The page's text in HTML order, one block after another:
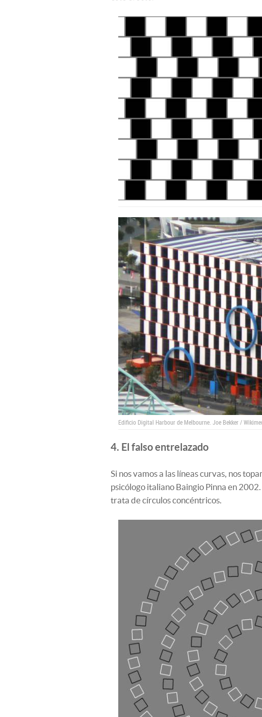
Edificio Digital Harbour de Melbourne. Joe Bekker /
4. El falso entrelazado
Si nos vamos a las líneas curvas, nos
psicólogo italiano Baingio Pinna en
trata de círculos concéntricos.